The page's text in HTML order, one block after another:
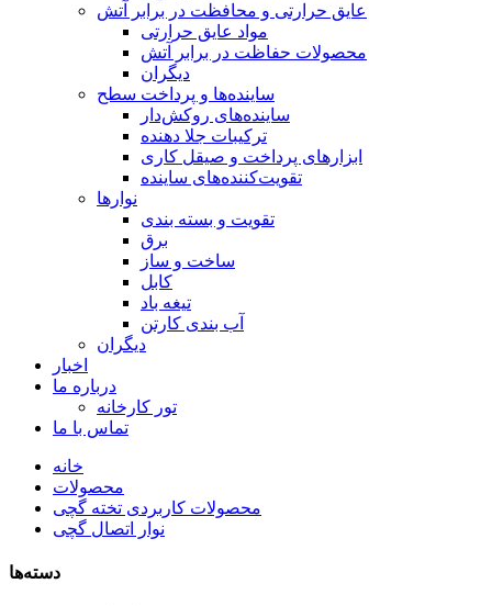
عایق حرارتی و محافظت در برابر آتش
مواد عایق حرارتی
محصولات حفاظت در برابر آتش
دیگران
ساینده‌ها و پرداخت سطح
ساینده‌های روکش‌دار
ترکیبات جلا دهنده
ابزارهای پرداخت و صیقل کاری
تقویت‌کننده‌های ساینده
نوارها
تقویت و بسته بندی
برق
ساخت و ساز
کابل
تیغه باد
آب بندی کارتن
دیگران
اخبار
درباره ما
تور کارخانه
تماس با ما
خانه
محصولات
محصولات کاربردی تخته گچی
نوار اتصال گچی
دسته‌ها